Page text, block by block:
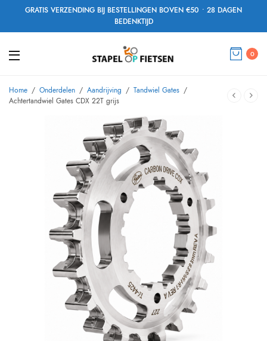
GRATIS VERZENDING BIJ BESTELLINGEN BOVEN €50 • 28 DAGEN
BEDENKTIJD
0
Home / Onderdelen / Aandrijving / Tandwiel Gates /
Achtertandwiel Gates CDX 22T grijs